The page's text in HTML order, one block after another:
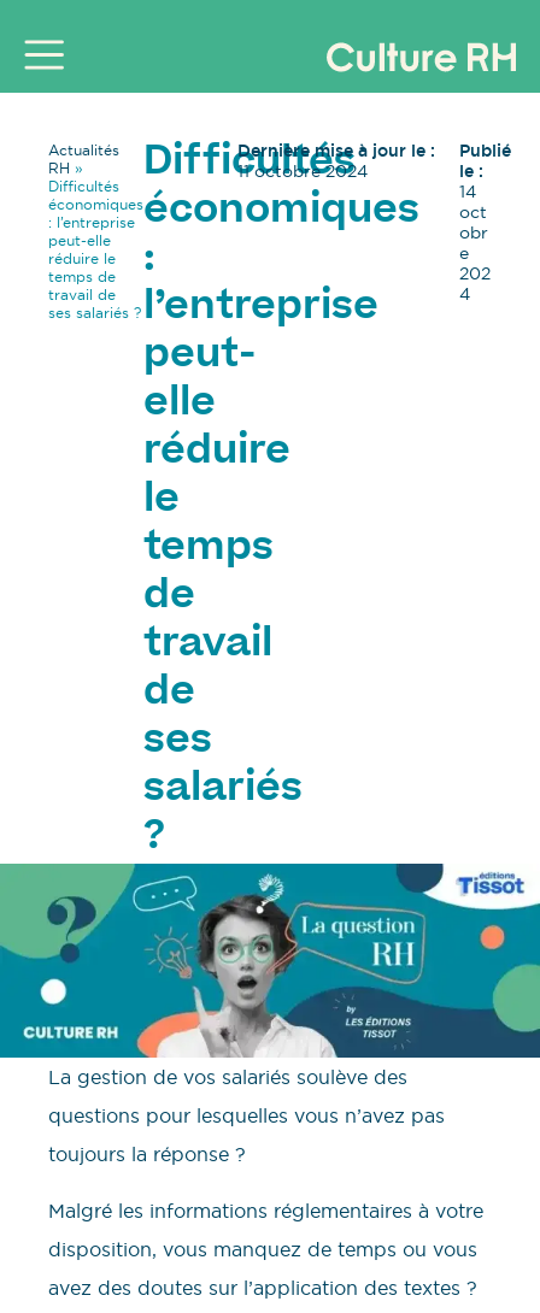
Actualités
RH »
Difficultés
économiques
: l’entreprise
peut-elle
réduire le
temps de
travail de
ses salariés ?
Difficultés
économiques
:
l’entreprise
peut-
elle
réduire
le
temps
de
travail
de
ses
salariés
?
Dernière mise à jour le :
11 octobre 2024
Publié
le :
14
oct
obr
e
202
4
La gestion de vos salariés soulève des
questions pour lesquelles vous n’avez pas
toujours la réponse ?
Malgré les informations réglementaires à votre
disposition, vous manquez de temps ou vous
avez des doutes sur l’application des textes ?